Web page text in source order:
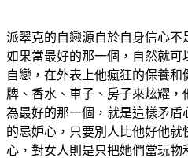
派翠克的自戀源自於自身信心不
如果當最好的那一個，自然就可
自戀，在外表上他瘋狂的保養
牌、香水、車子、房子來炫耀
為最好的那一個，就是這樣矛
的忌妒心，只要別人比他好他
心，對女人則是只把她們當玩物